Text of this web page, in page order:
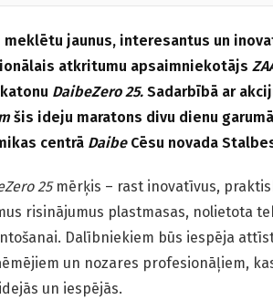
meklētu jaunus, interesantus un
atkritumu apsaimniekotājs
DaibeZero 25. Sadarbībā ar
šis ideju maratons divu dienu
centrā DaibeCēsu novada
25mērķis – rast inovatīvus,
risinājumus plastmasas, nolietota
Dalībniekiem būs iespēja
un nozares profesionāļiem,
un iespējās.